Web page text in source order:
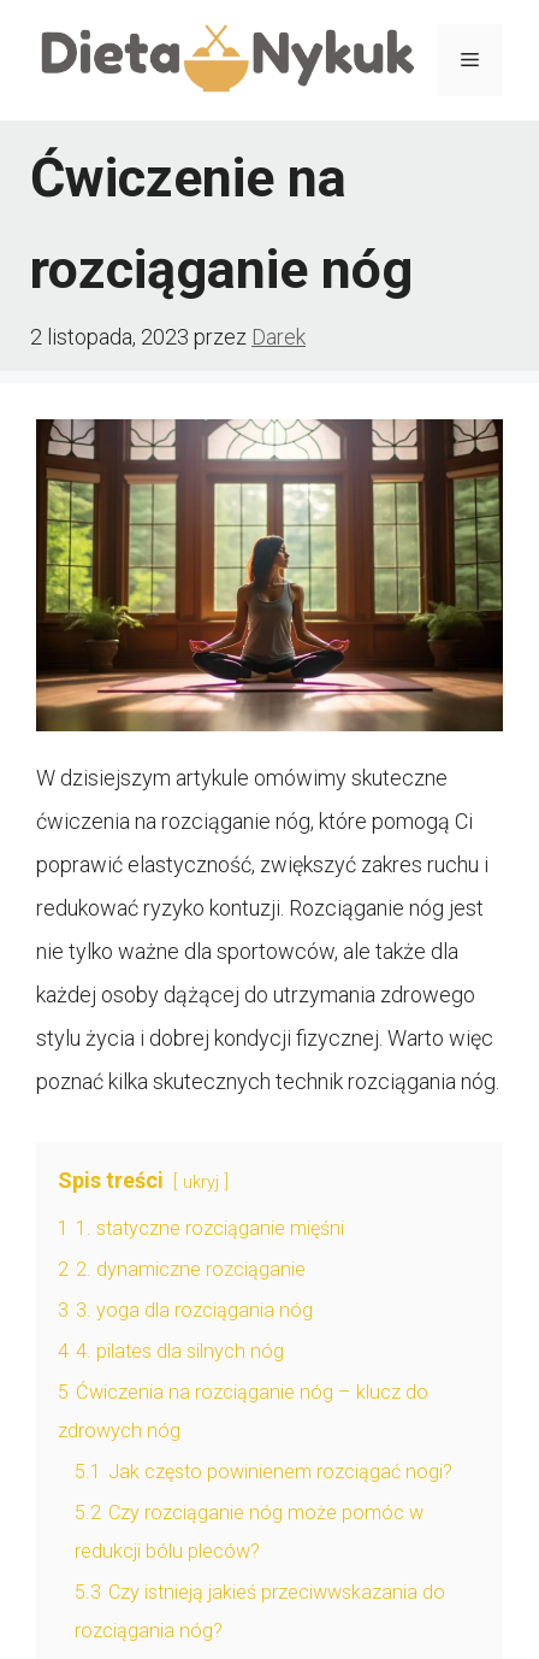
Menu
Ćwiczenie na
rozciąganie nóg
2 listopada, 2023 przez Darek
W dzisiejszym artykule omówimy skuteczne
ćwiczenia na rozciąganie nóg, które pomogą Ci
poprawić elastyczność, zwiększyć zakres ruchu i
redukować ryzyko kontuzji. Rozciąganie nóg jest
nie tylko ważne dla sportowców, ale także dla
każdej osoby dążącej do utrzymania zdrowego
stylu życia i dobrej kondycji fizycznej. Warto więc
poznać kilka skutecznych technik rozciągania nóg.
Spis treści ukryj
1 1. statyczne rozciąganie mięśni
2 2. dynamiczne rozciąganie
3 3. yoga dla rozciągania nóg
4 4. pilates dla silnych nóg
5 Ćwiczenia na rozciąganie nóg – klucz do
zdrowych nóg
5.1 Jak często powinienem rozciągać nogi?
5.2 Czy rozciąganie nóg może pomóc w
redukcji bólu pleców?
5.3 Czy istnieją jakieś przeciwwskazania do
rozciągania nóg?